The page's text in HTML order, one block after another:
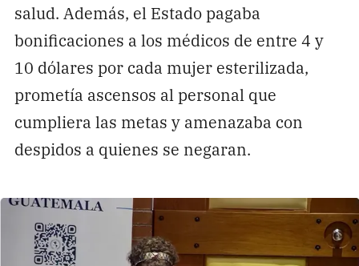
salud. Además, el Estado pagaba
bonificaciones a los médicos de entre 4 y
10 dólares por cada mujer esterilizada,
prometía ascensos al personal que
cumpliera las metas y amenazaba con
despidos a quienes se negaran.